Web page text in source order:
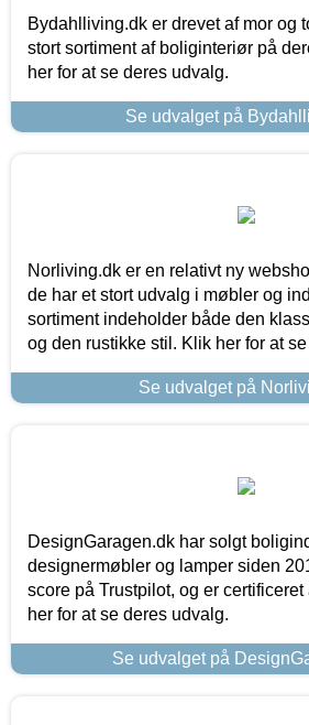
Bydahlliving.dk er drevet af mor og
stort sortiment af boliginteriør på
her for at se deres udvalg.
Se udvalget på
Norliving.dk er en relativt ny
de har et stort udvalg i møbler og
sortiment indeholder både den
og den rustikke stil. Klik her for at
Se udvalget på
DesignGaragen.dk har solgt
designermøbler og lamper siden
score på Trustpilot, og er
her for at se deres udvalg.
Se udvalget på